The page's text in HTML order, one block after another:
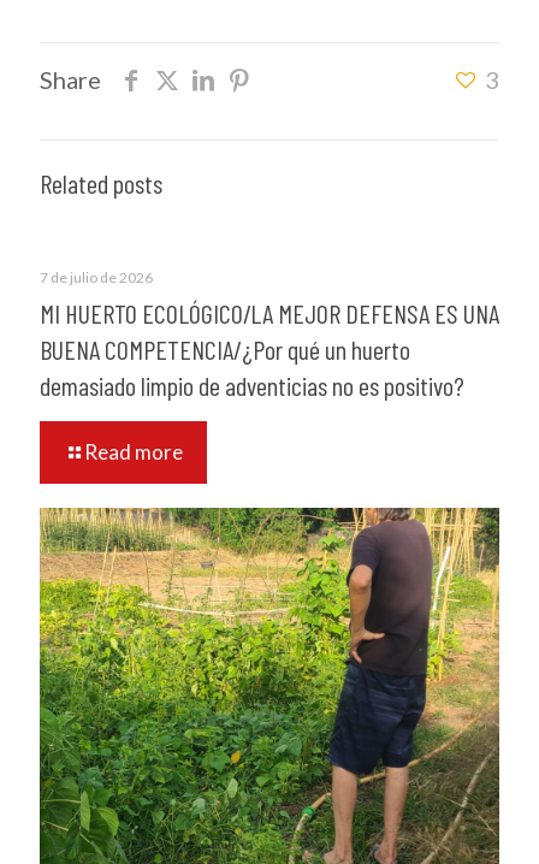
Share 3
Related posts
7 de julio de 2026
MI HUERTO ECOLÓGICO/LA MEJOR DEFENSA ES UNA
BUENA COMPETENCIA/¿Por qué un huerto
demasiado limpio de adventicias no es positivo?
Read more